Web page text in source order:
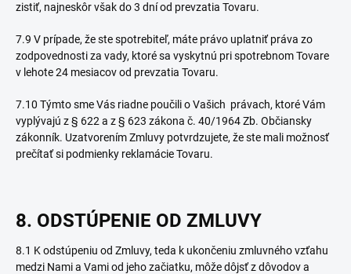
zistiť, najneskôr však do 3 dní od prevzatia Tovaru.
7.9 V prípade, že ste spotrebiteľ, máte právo uplatniť práva zo
zodpovednosti za vady, ktoré sa vyskytnú pri spotrebnom Tovare
v lehote 24 mesiacov od prevzatia Tovaru.
7.10 Týmto sme Vás riadne poučili o Vašich právach, ktoré Vám
vyplývajú z § 622 a z § 623 zákona č. 40/1964 Zb. Občiansky
zákonník. Uzatvorením Zmluvy potvrdzujete, že ste mali možnosť
prečítať si podmienky reklamácie Tovaru.
8. ODSTÚPENIE OD ZMLUVY
8.1 K odstúpeniu od Zmluvy, teda k ukončeniu zmluvného vzťahu
medzi Nami a Vami od jeho začiatku, môže dôjsť z dôvodov a